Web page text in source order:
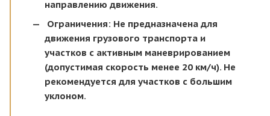
направлению движения.
Ограничения: Не предназначена для
движения грузового транспорта и
участков с активным маневрированием
(допустимая скорость менее 20 км/ч). Не
рекомендуется для участков с большим
уклоном.